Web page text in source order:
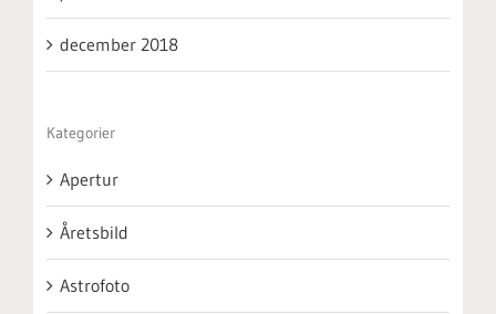
december 2018
Kategorier
Apertur
Åretsbild
Astrofoto